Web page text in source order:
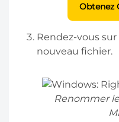
Obtenez
Rendez-vous
nouveau fichier.
Renommer